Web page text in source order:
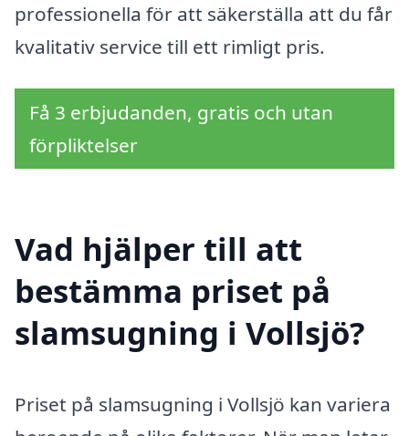
professionella för att säkerställa att du får
kvalitativ service till ett rimligt pris.
Få 3 erbjudanden, gratis och utan
förpliktelser
Vad hjälper till att
bestämma priset på
slamsugning i Vollsjö?
Priset på slamsugning i Vollsjö kan variera